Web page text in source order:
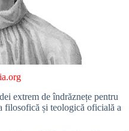
extrem de îndrăznețe pentru
filosofică și teologică oficială a